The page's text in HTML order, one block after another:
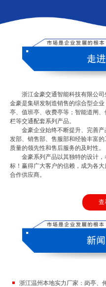
浙江金豪交通智能科技有限公司
金豪是集研发制造销售的综合型企
亭、值班亭、收费亭等；智能道闸
栏等交通配套系列产品。
金豪企业始终不断提升、完善产
发部、销售部、售服部和经验丰富
质量的领先性和售后服务的及时性。
金豪系列产品以其独特的设计，
标！赢得广大客户的信赖，成为各
合作供应商。
查